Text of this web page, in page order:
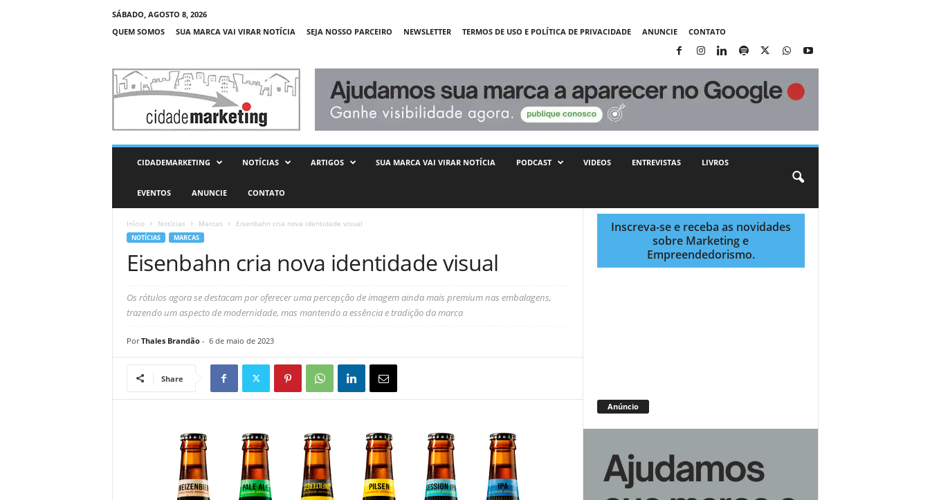
SÁBADO, AGOSTO 8, 2026
QUEM SOMOS
SUA MARCA VAI VIRAR NOTÍCIA SEJA NOSSO PARCEIRO NEWSLETTER TERMOS DE USO E POLÍTICA DE PRIVACIDADE ANUNCIE CONTATO
C
d
CIDADEMARKETING NOTÍCIAS ARTIGOS SUA MARCA VAI VIRAR NOTÍCIA PODCAST VIDEOS ENTREVISTAS LIVROS
EVENTOS ANUNCIE CONTATO
Início Notícias Marcas Eisenbahn cria nova identidade visual
NOTÍCIAS MARCAS
Eisenbahn cria nova identidade visual
Os rótulos agora se destacam por oferecer uma percepção de imagem ainda mais premium nas embalagens,
trazendo um aspecto de modernidade, mas mantendo a essência e tradição da marca
Por Thales Brandão- 6 de maio de 2023
Share
Inscreva-se e receba as novidades
sobre Marketing e
Empreendedorismo.
Anúncio